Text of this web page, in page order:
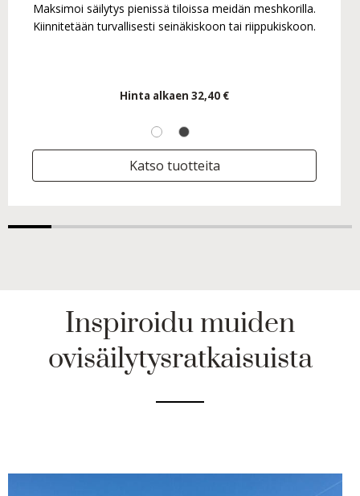
Maksimoi säilytys pienissä tiloissa meidän meshkorilla.
Kiinnitetään turvallisesti seinäkiskoon tai riippukiskoon.
Hinta alkaen 32,40 €
Katso tuotteita
Inspiroidu muiden
ovisäilytysratkaisuista